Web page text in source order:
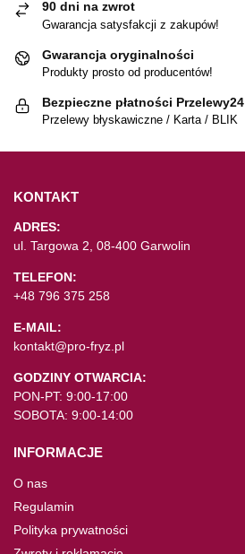
90 dni na zwrot
Gwarancja satysfakcji z zakupów!
Gwarancja oryginalności
Produkty prosto od producentów!
Bezpieczne płatności Przelewy24
Przelewy błyskawiczne / Karta / BLIK
KONTAKT
ADRES:
ul. Targowa 2, 08-400 Garwolin
TELEFON:
+48 796 375 258
E-MAIL:
kontakt@pro-fryz.pl
GODZINY OTWARCIA:
PON-PT: 9:00-17:00
SOBOTA: 9:00-14:00
INFORMACJE
O nas
Regulamin
Polityka prywatności